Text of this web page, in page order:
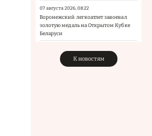
07 августа 2026, 08:22
Воронежский легкоатлет завоевал
золотую медаль на Открытом Кубке
Беларуси
К новостям